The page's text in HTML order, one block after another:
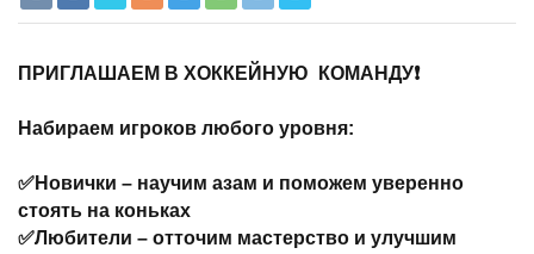
ПРИГЛАШАЕМ В ХОККЕЙНУЮ КОМАНДУ❗️
Набираем игроков любого уровня:
✅Новички – научим азам и поможем уверенно
стоять на коньках
✅Любители – отточим мастерство и улучшим